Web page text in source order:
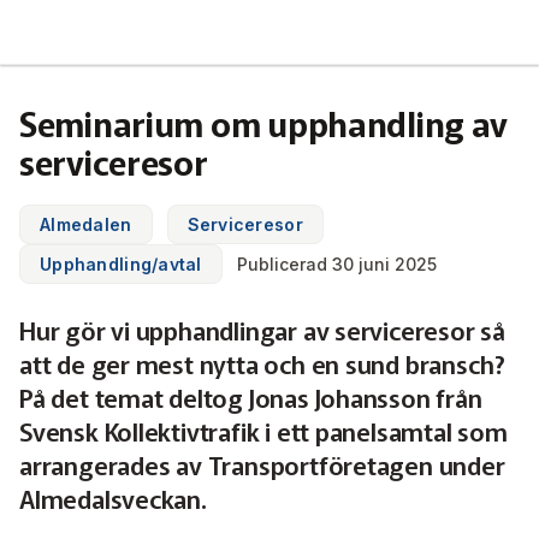
Tillsammans blir vi smartare
Medlemmar
Biljettkontroll­
Bussdepå­
Chefer
Partner­samverkan
Skolskjutsen.se
Studentkonceptet
Associerade medlemmar
Bli associerad medlem
Medlemszon
Fakta & statistik
Fakta om kollektivtrafiken
Biljettpriser
Järnväg
Samhällsnytta
Utbildning & Karriär
Förarcertifieringar
Webbinarier
Våra utbildningar
Aktuellt & debatt
Så här tycker vi
Nyheter
Debattartiklar
Om oss
121 års erfarenhet
Organisation
Seminarium om upphandling av
serviceresor
Almedalen
Serviceresor
Upphandling/avtal
Publicerad 30 juni 2025
Hur gör vi upphandlingar av serviceresor så
att de ger mest nytta och en sund bransch?
På det temat deltog Jonas Johansson från
Svensk Kollektivtrafik i ett panelsamtal som
arrangerades av Transportföretagen under
Almedalsveckan.